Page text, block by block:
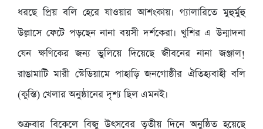
ধরছে প্রিয় বলি হেরে যাওয়ার আশংকায়। গ্যালারিতে মুহুর্মুহু
উল্লাসে ফেটে পড়ছেন নানা বয়সী দর্শকেরা। খুশির এ উন্মাদনা
যেন ক্ষণিকের জন্য ভুলিয়ে দিয়েছে জীবনের নানা জঞ্জাল!
রাঙামাটি মারী স্টেডিয়ামে পাহাড়ি জনগোষ্ঠীর ঐতিহ্যবাহী বলি
(কুস্তি) খেলার অনুষ্ঠানের দৃশ্য ছিল এমনই।
শুক্রবার বিকেলে বিজু উৎসবের তৃতীয় দিনে অনুষ্ঠিত হয়েছে